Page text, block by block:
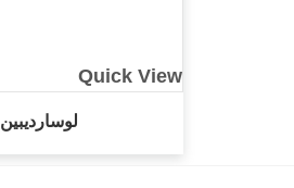
Quick View
لوسارديبين